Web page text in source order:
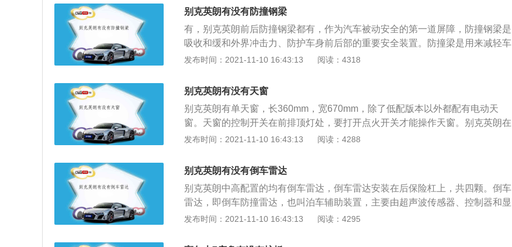
新的时代内涵。
汇了别克品牌赋予中级车的最佳动感基因，为中级车市场带来全新的五门轿跑驾
驭体验。别克英朗的推出填补了别克品牌在新凯越及新君威之间的产品空白，也
令别克品牌的产品阵容得到进一步加强和完善。蓝牙具体连接方法如下：1、首
先手机、车载蓝牙设备要建立配对关系。分别开启手机、车载蓝牙设备的蓝牙功
能，并将手机蓝牙设置中设为所有人可见；2、然后在手机中搜索蓝牙设备，查
车载蓝牙与手机蓝牙配对连接成功后，可以拨打和接听电话；在手机上播放音
乐，可在车载蓝牙设备上欣赏音乐。
别克英朗有没有防撞钢梁
有，别克英朗前后防撞钢梁都有，作为汽车被动安全的第一道屏障，防撞钢梁是
吸收和缓和外界冲击力、防护车身前后部的重要安全装置。防撞梁是用来减轻车
辆受到碰撞时吸收碰撞能量的一种装置。由主梁、吸能盒，连接汽车的安装板组
撞击力对车身纵梁的损害，通过这样就发挥了它对车辆的保护作用。全新英朗采
用的前防撞梁有效防护面积达到90%，基本覆盖了车头的绝大部分面积，材质上
采用了同级别车型不多见的铝合金材质，相比钢材而言，铝合金最大的作用，就
是在保持同等强度下，减轻整车三分之一的重量，是目前轿车轻量化最常用的方
式，从而提高整车的机械性能。
发布时间：2021-11-10 16:43:13 阅读：4318
别克英朗有没有天窗
别克英朗有单天窗，长360mm，宽670mm，除了低配版本以外都配有电动天
窗。天窗的控制开关在前排顶灯处，要打开点火开关才能操作天窗。别克英朗在
打开点火开关的情况下，要打开天窗，短按打开开关，天窗会自动打开。要停止
关。要关闭天窗，按住关闭开关，直到天窗关闭。要升起天窗，短按关闭开关，
天窗会自动升起至翘起位置。或者，一直按住开关，当天窗达到所需位置时松开
开关。要闭合天窗，按住开关，直到天窗关闭。另外，遮阳板是手动操作的，拉
着把手以滑动的方式打开或关闭遮阳板。当天窗打开时，遮阳板始终是打开的。
如果别克英朗天窗不是因为杂物卡主导轨导致不能关闭，可以试试排除故障法。
发布时间：2021-11-10 16:43:13 阅读：4288
别克英朗有没有倒车雷达
别克英朗中高配置的均有倒车雷达，倒车雷达安装在后保险杠上，共四颗。倒车
雷达，即倒车防撞雷达，也叫泊车辅助装置，主要由超声波传感器、控制器和显
示器等部分组成。倒车雷达是汽车驻车或者倒车时的安全辅助装置，能以声音或
动车辆时前后左右探视所引起的困扰，并帮助驾驶员扫除了视野死角和视线模糊
发布时间：2021-11-10 16:43:13 阅读：4295